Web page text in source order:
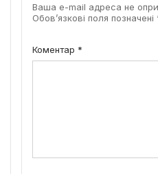
Ваша e-mail адреса не
Обов’язкові поля позначені
Коментар *